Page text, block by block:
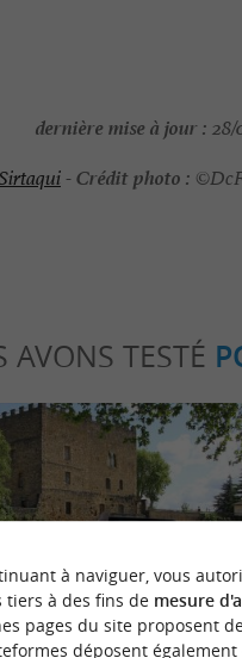
dernière mise à jour : 28/
-Crédit photo :
AVONS TESTÉ
à naviguer, vous
tiers à des fins de mesure
pages du site proposent
déposent également